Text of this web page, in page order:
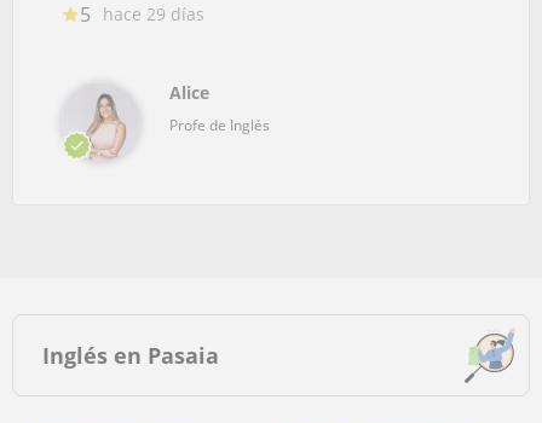
5 hace 29 días
Alice
Profe de Inglés
Inglés en Pasaia